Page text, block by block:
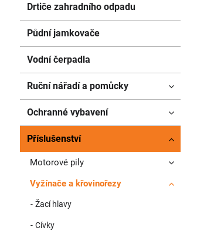
Drtiče zahradního odpadu
Půdní jamkovače
Vodní čerpadla
Ruční nářadí a pomůcky
Ochranné vybavení
Příslušenství
Motorové pily
Vyžínače a křovinořezy
Žací hlavy
Cívky